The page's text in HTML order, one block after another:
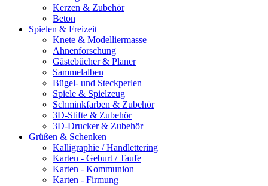
Kerzen & Zubehör
Beton
Spielen & Freizeit
Knete & Modelliermasse
Ahnenforschung
Gästebücher & Planer
Sammelalben
Bügel- und Steckperlen
Spiele & Spielzeug
Schminkfarben & Zubehör
3D-Stifte & Zubehör
3D-Drucker & Zubehör
Grüßen & Schenken
Kalligraphie / Handlettering
Karten - Geburt / Taufe
Karten - Kommunion
Karten - Firmung